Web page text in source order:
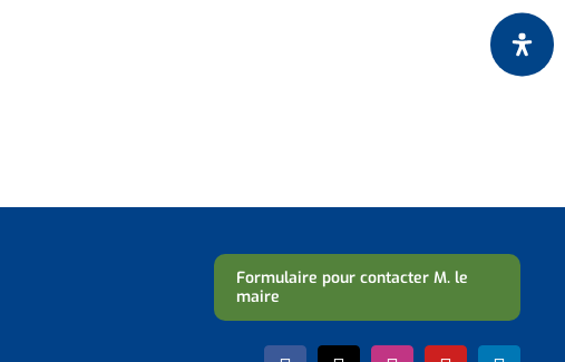
Formulaire pour contacter M. le
maire